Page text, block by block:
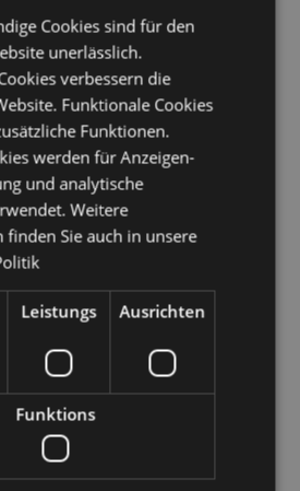
Guernsey (Kanalinseln),
Hongkong, Ungarn,
of Man (Vereinigtes Königreich),
Jersey (Kanalinseln), Jordanien,
Lettland, Liechtenstein, Litauen,
Madeira (Portugal),
Mayotte, Moldawien, Monaco,
Norwegen, Polen, Portugal
Réunion, Rumänien, Saint-Martin
San Marino, Serbien, Sizilien
Slowakei, Slowenien, Spanien
Schweiz, Ukraine, Vereinigte
(Nordirland, Highlands und
über den Einkauf bei Puckator
Cookies sind für den
unerlässlich.
verbessern die
Funktionale Cookies
Funktionen.
werden für Anzeigen-
und analytische
Weitere
Sie auch in unsere
Leistungs Ausrichten
Funktions